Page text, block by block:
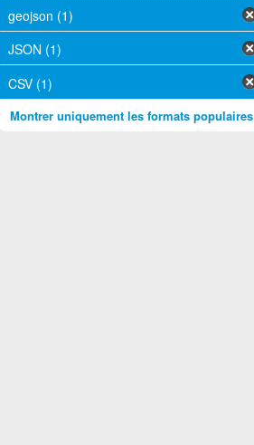
geojson (1)
JSON (1)
CSV (1)
Montrer uniquement les formats populaires